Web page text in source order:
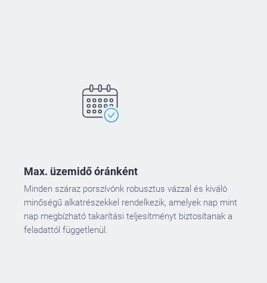
Max. üzemidő óránként
Minden száraz porszívónk robusztus vázzal és kiváló
minőségű alkatrészekkel rendelkezik, amelyek nap mint
nap megbízható takarítási teljesítményt biztosítanak a
feladattól függetlenül.